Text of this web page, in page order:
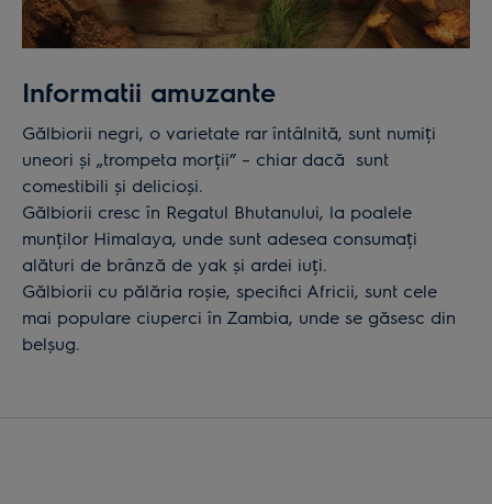
Informatii amuzante
Gălbiorii negri, o varietate rar întâlnită, sunt numiți
uneori și „trompeta morții” – chiar dacă sunt
comestibili și delicioși.
Gălbiorii cresc în Regatul Bhutanului, la poalele
munților Himalaya, unde sunt adesea consumați
alături de brânză de yak și ardei iuți.
Gălbiorii cu pălăria roșie, specifici Africii, sunt cele
mai populare ciuperci în Zambia, unde se găsesc din
belșug.